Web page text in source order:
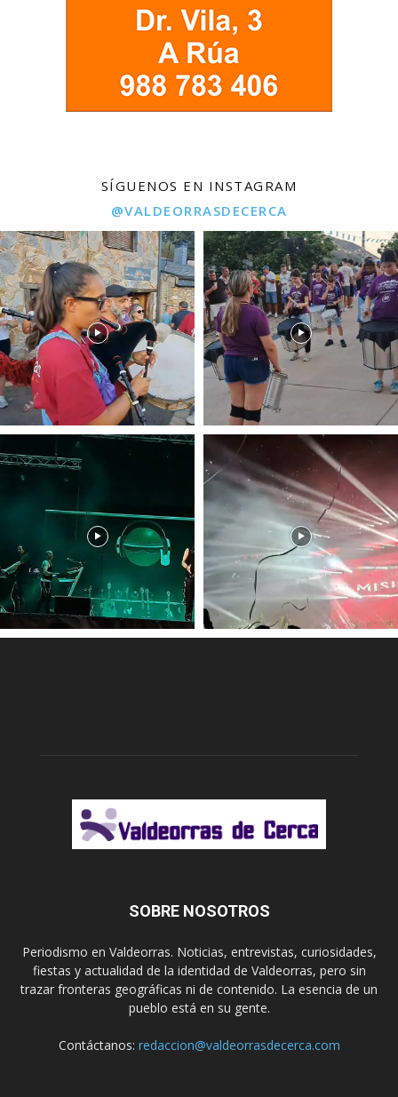
SÍGUENOS EN INSTAGRAM
@VALDEORRASDECERCA
SOBRE NOSOTROS
Periodismo en Valdeorras. Noticias, entrevistas, curiosidades,
fiestas y actualidad de la identidad de Valdeorras, pero sin
trazar fronteras geográficas ni de contenido. La esencia de un
pueblo está en su gente.
Contáctanos: redaccion@valdeorrasdecerca.com